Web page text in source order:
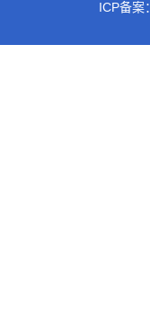
ICP备案